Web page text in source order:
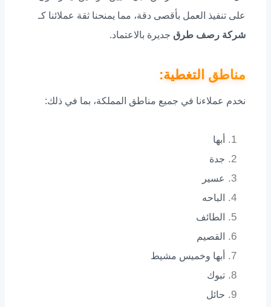
على تنفيذ العمل بأقصى دقة، مما يمنحنا ثقة عملائنا كـ
شركة رصف طرق جديرة بالاعتماد.
مناطق التغطية:
نخدم عملاءنا في جميع مناطق المملكة، بما في ذلك:
أبها
جدة
عسير
الباحه
الطائف
القصيم
أبها وخميس مشيط
تبوك
حائل